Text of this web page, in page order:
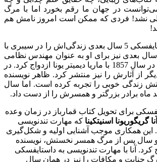
در جهان ما رقم بخورد اما با مرگ
نشد! فردی که ممکن است امروز نامش هم
با بخشش تزار، داستایفسکی 5 سال بعدی زندگی‌اش را در سیبری با
حکم تبعید گذراند. 5 سال بعدی نیز برای او به عنوان مهندس نظامی
در ارتش سپری شد. در سال 1857 با ماریا دیمیتر یونا ازدواج کرد. در
از آثارش را نیز منتشر کرد. ظاهر نویسنده
زندگی خوبی را تجربه کرده است. اما سال
داستایفسکی برای تحویل کتاب قمارباز در زمان وعده
آنا گریگوریونا اسنیتکینا که مهارت تندنویسی
همکاری موجب آشنایی اولیه و شکل‌گیری
دو سال پس از مرگ همسر نخستش، نویسنده
کرد. آنا با مهارت تندنویسی به داستایفسکی
جنایت و مکافات را نیز در همان سال